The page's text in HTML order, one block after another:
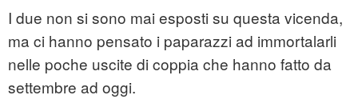
I due non si sono mai esposti su questa vicenda,
ma ci hanno pensato i paparazzi ad immortalarli
nelle poche uscite di coppia che hanno fatto da
settembre ad oggi.